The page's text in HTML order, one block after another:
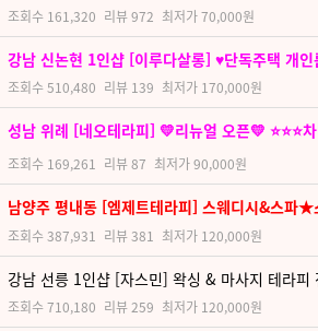
최저가70,000원
리뷰972
조회수 161,320
최저가 170,000원
리뷰 139
조회수510,480
최저가90,000원
리뷰87
조회수 169,261
최저가 120,000원
리뷰381
조회수387,931
최저가 120,000원
리뷰259
조회수710,180